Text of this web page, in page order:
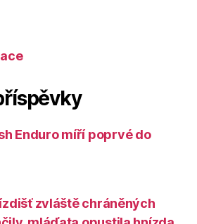
Enduro míří poprvé do
zvláště chráněných